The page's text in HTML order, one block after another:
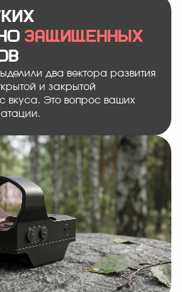
защищенных
два вектора развития
и закрытой
вкуса. Это вопрос ваших